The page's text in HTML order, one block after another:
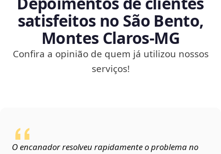
satisfeitos no São Bento,
Montes Claros‑MG
Confira a opinião de quem já utilizou nossos
serviços!
O encanador resolveu rapidamente o problema no